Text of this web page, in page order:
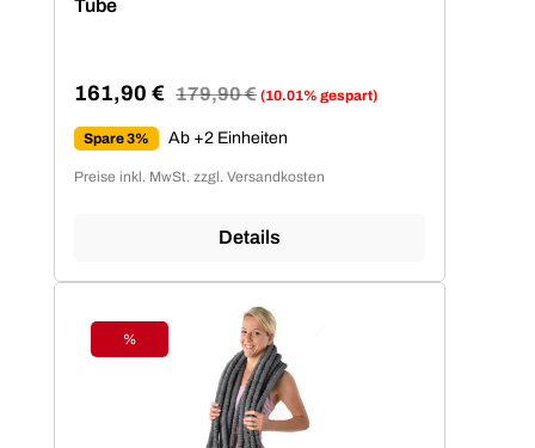
Tube
Verkaufspreis:
161,90 € Regulärer Preis:
179,90 € (10.01% gespart)
Spare 3% Ab +2 Einheiten
Preise inkl. MwSt. zzgl. Versandkosten
Details
Rabatt
%